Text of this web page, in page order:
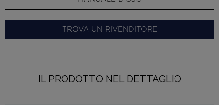
TROVA UN RIVENDITORE
IL PRODOTTO NEL DETTAGLIO